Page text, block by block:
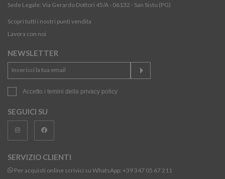
Sede Legale: Via Gerardo Dottori 45/A - 06132 - San Sisto (PG)
Scopri tutti i nostri punti vendita
Lavora con noi
NEWSLETTER
Accetto i temini della privacy policy
SEGUICI SU
SERVIZIO CLIENTI
Per acquisti online scrivici su WhatsApp: +39 347 05 67 211